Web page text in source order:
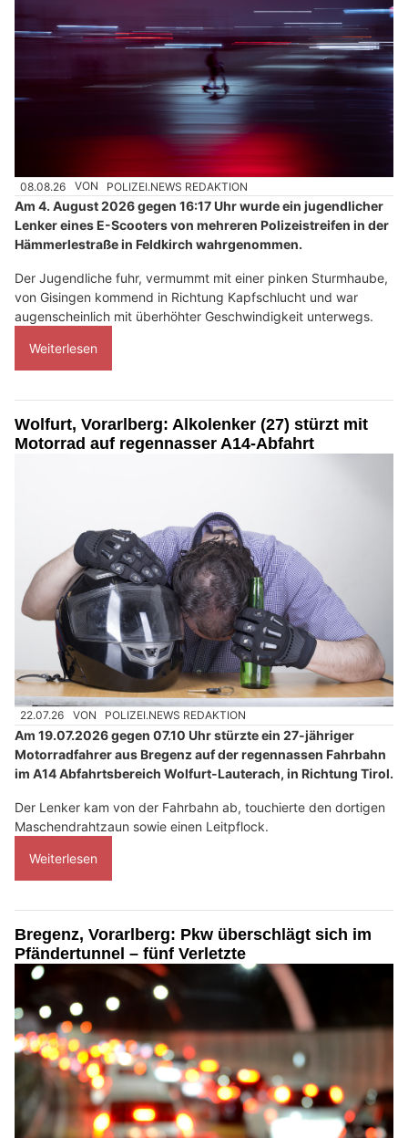
08.08.26 VON POLIZEI.NEWS REDAKTION
Am 4. August 2026 gegen 16:17 Uhr wurde ein jugendlicher
Lenker eines E-Scooters von mehreren Polizeistreifen in der
Hämmerlestraße in Feldkirch wahrgenommen.
Der Jugendliche fuhr, vermummt mit einer pinken Sturmhaube,
von Gisingen kommend in Richtung Kapfschlucht und war
augenscheinlich mit überhöhter Geschwindigkeit unterwegs.
Weiterlesen
Wolfurt, Vorarlberg: Alkolenker (27) stürzt mit
Motorrad auf regennasser A14-Abfahrt
22.07.26 VON POLIZEI.NEWS REDAKTION
Am 19.07.2026 gegen 07.10 Uhr stürzte ein 27-jähriger
Motorradfahrer aus Bregenz auf der regennassen Fahrbahn
im A14 Abfahrtsbereich Wolfurt-Lauterach, in Richtung Tirol.
Der Lenker kam von der Fahrbahn ab, touchierte den dortigen
Maschendrahtzaun sowie einen Leitpflock.
Weiterlesen
Bregenz, Vorarlberg: Pkw überschlägt sich im
Pfändertunnel – fünf Verletzte